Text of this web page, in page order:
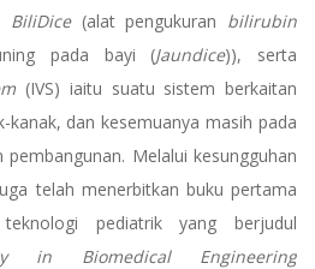
BiliDice(alat pengukuran bilirubin
pada bayi (Jaundice)), serta
(IVS) iaitu suatu sistem berkaitan
kanak, dan kesemuanya masih pada
Melalui kesungguhan
telah menerbitkan buku pertama
pediatrik yang berjudul
in Biomedical Engineering